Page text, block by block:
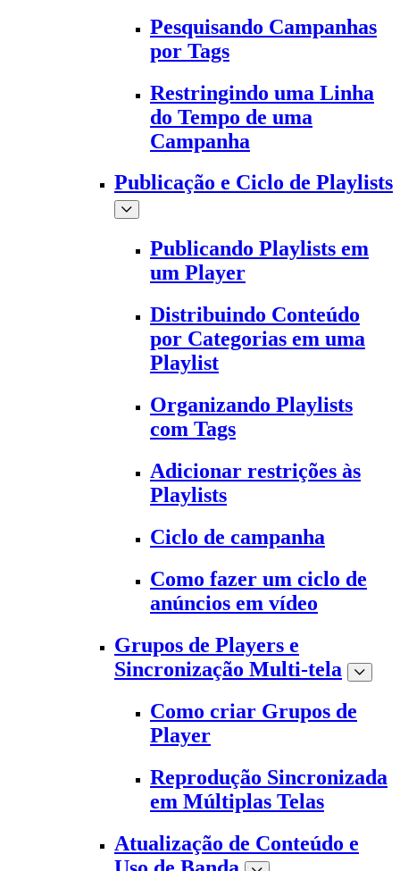
Pesquisando Campanhas
por Tags
Restringindo uma Linha
do Tempo de uma
Campanha
Publicação e Ciclo de Playlists
Publicando Playlists em
um Player
Distribuindo Conteúdo
por Categorias em uma
Playlist
Organizando Playlists
com Tags
Adicionar restrições às
Playlists
Ciclo de campanha
Como fazer um ciclo de
anúncios em vídeo
Grupos de Players e
Sincronização Multi-tela
Como criar Grupos de
Player
Reprodução Sincronizada
em Múltiplas Telas
Atualização de Conteúdo e